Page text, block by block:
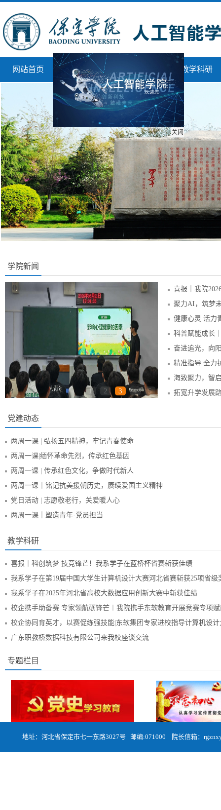
网站首页 学院概况 教学科研
学院新闻
1 2 3 4 5
喜报｜我院
健康心灵 活力
科普赋能成长
精准指导 全力
党建动态
两周一课 | 弘扬五四精神，牢记青春使命
两周一课|缅怀革命先烈，传承红色基因
两周一课 | 传承红色文化，争做时代新人
两周一课｜铭记抗美援朝历史，赓续爱国主义精神
党日活动 | 志愿敬老行，关爱暖人心
两周一课｜塑造青年·党员担当
教学科研
喜报｜科创筑梦 技竞锋芒！我系学子在蓝桥杯省赛斩获佳绩
我系学子在第19届中国大学生计算机设计大赛河北省赛斩获25项省级
我系学子在2025年河北省高校大数据应用创新大赛中斩获佳绩
校企携手助备赛 专家领航砺锋芒︱我院携手东软教育开展竞赛专项
校企协同育英才，以赛促练强技能|东软集团专家进校指导计算机设计
广东职教桥数据科技有限公司来我校座谈交流
专题栏目
地址：河北省保定市七一东路3027号 邮编:071000 院长信箱：
关闭